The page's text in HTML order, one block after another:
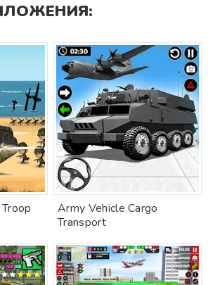
Army Vehicle Cargo
Transport